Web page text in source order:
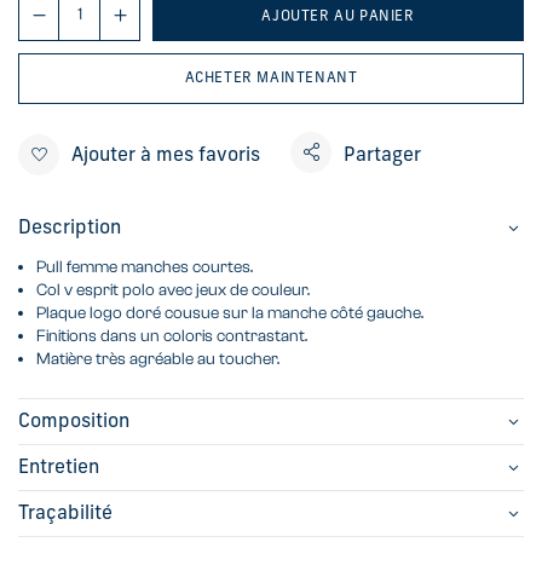
AJOUTER AU PANIER
ACHETER MAINTENANT
Ajouter à mes favoris Partager
Description
Pull femme manches courtes.
Col v esprit polo avec jeux de couleur.
Plaque logo doré cousue sur la manche côté gauche.
Finitions dans un coloris contrastant.
Matière très agréable au toucher.
Composition
Entretien
Traçabilité